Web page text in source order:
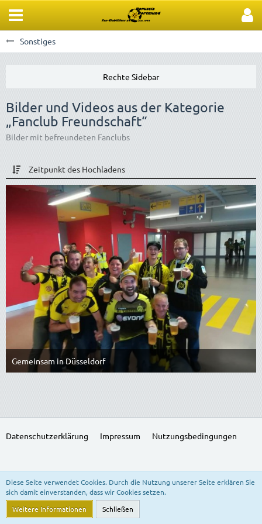
Sonstiges
Bilder und Videos aus der Kategorie
„Fanclub Freundschaft“
Bilder mit befreundeten Fanclubs
Zeitpunkt des Hochladens
Gemeinsam in Düsseldorf
6. Februar 2021
Datenschutzerklärung Impressum Nutzungsbedingungen
Stil:Freedom of Life, erstellt von
Community-Software:WoltLab Suite™ 5.3.24
Diese Seite verwendet Cookies. Durch die Nutzung unserer Seite erklären Sie
sich damit einverstanden, dass wir Cookies setzen.
Weitere Informationen
Schließen